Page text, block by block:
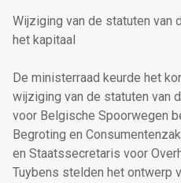
Wijziging van de statuten van
het kapitaal
De ministerraad keurde het
wijziging van de statuten van
voor Belgische Spoorwegen
Begroting en
en Staatssecretaris voor
Tuybens stelden het ontwerp